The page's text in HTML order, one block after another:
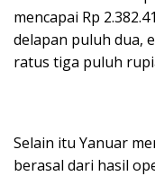
mencapai Rp
delapan puluh dua,
ratus tiga puluh
Selain itu Yanuar
berasal dari hasil